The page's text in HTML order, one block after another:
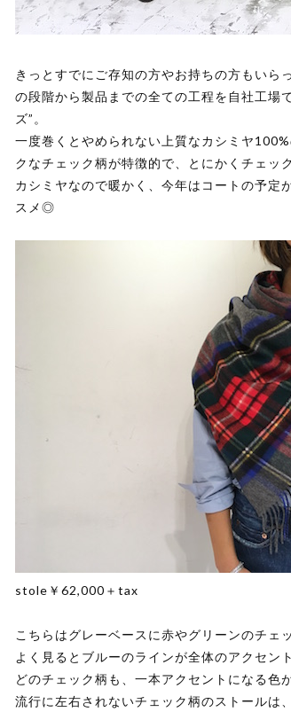
きっとすでにご存知の方やお持ちの方もいら
の段階から製品までの全ての工程を自社工場
ズ”。
一度巻くとやめられない上質なカシミヤ
クなチェック柄が特徴的で、とにかくチェッ
カシミヤなので暖かく、今年はコートの予定
スメ◎
stole￥62,000＋tax
こちらはグレーベースに赤やグリーンのチェ
よく見るとブルーのラインが全体のアクセン
どのチェック柄も、一本アクセントになる色
流行に左右されないチェック柄のストールは